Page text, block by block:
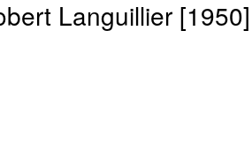
Languillier [1950]